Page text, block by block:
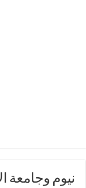
نيوم وجامعة